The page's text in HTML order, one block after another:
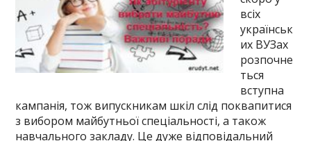
всіх
українськ
их ВУЗах
розпочне
ться
вступна
кампанія, тож випускникам шкіл слід поквапитися
з вибором майбутньої спеціальності, а також
навчального закладу. Це дуже відповідальний